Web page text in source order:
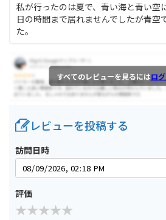
私が行ったのは夏で、青い海と青い空
日の時間まで居れませんでしたが青空
た。
すべてのレビューを見るにはロ
レビューを投稿する
訪問日時
評価